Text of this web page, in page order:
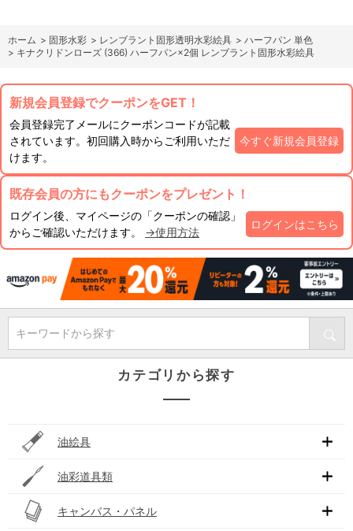
ホーム > 固形水彩 > レンブラント固形透明水彩絵具 > ハーフパン 単色
> キナクリドンローズ (366) ハーフパン×2個 レンブラント固形水彩絵具
新規会員登録でクーポンをGET！
会員登録完了メールにクーポンコードが記載
されています。初回購入時からご利用いただ
けます。
今すぐ新規会員登録
既存会員の方にもクーポンをプレゼント！
ログイン後、マイページの「クーポンの確認」
からご確認いただけます。 →使用方法
ログインはこちら
キーワードから探す
カテゴリから探す
油絵具
油彩道具類
キャンバス・パネル